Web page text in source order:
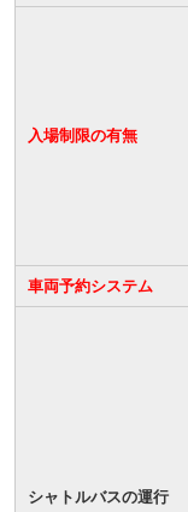
入場制限の有無
車両予約システム
シャトルバスの運行